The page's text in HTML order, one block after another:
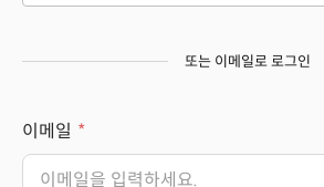
또는 이메일로 로그인
이메일